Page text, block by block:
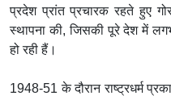
प्रदेश प्रांत प्रचारक रहते हुए
स्थापना की, जिसकी पूरे देश में
हो रही हैं।
1948-51 के दौरान राष्ट्रधर्म